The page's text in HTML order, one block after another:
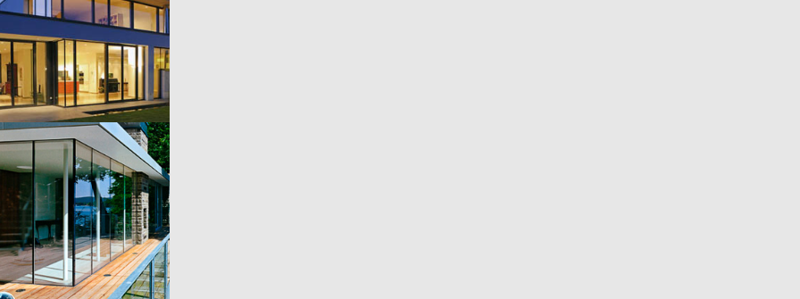
KONSTRUKCJE
PRZESUWNE